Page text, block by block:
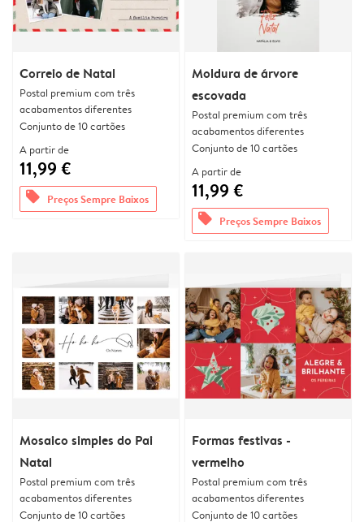
Correio de Natal
Postal premium com três
acabamentos diferentes
Conjunto de 10 cartões
A partir de
11,99 €
offers Preços Sempre Baixos
Moldura de árvore
escovada
Postal premium com três
acabamentos diferentes
Conjunto de 10 cartões
A partir de
11,99 €
offers Preços Sempre Baixos
Mosaico simples do Pai
Natal
Postal premium com três
acabamentos diferentes
Conjunto de 10 cartões
Formas festivas -
vermelho
Postal premium com três
acabamentos diferentes
Conjunto de 10 cartões